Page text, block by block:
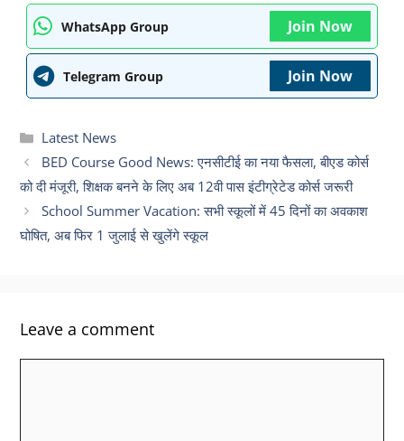
WhatsApp Group Join Now
Telegram Group Join Now
Categories
Latest News
BED Course Good News: एनसीटीई का नया फैसला, बीएड कोर्स
को दी मंजूरी, शिक्षक बनने के लिए अब 12वी पास इंटीग्रेटेड कोर्स जरूरी
School Summer Vacation: सभी स्कूलों में 45 दिनों का अवकाश
घोषित, अब फिर 1 जुलाई से खुलेंगे स्कूल
Leave a comment